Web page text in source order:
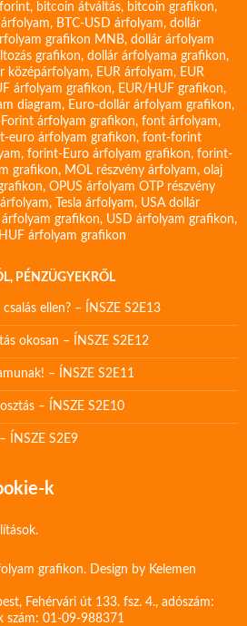
, bitcoin átváltás, bitcoin grafikon,
árfolyam, BTC-USD árfolyam, dollár
grafikon MNB, dollár árfolyam
grafikon, dollár árfolyama grafikon,
középárfolyam, EUR árfolyam, EUR
árfolyam grafikon, EUR/HUF grafikon,
diagram, Euro-dollár árfolyam grafikon,
Forint árfolyam grafikon, font árfolyam,
euro árfolyam grafikon, font-forint
, forint-Euro árfolyam grafikon, forint-
grafikon, MOL részvény árfolyam, olaj
, OPUS árfolyam OTP részvény
, Tesla árfolyam, USA dollár
grafikon, USD árfolyam grafikon,
árfolyam grafikon
PÉNZÜGYEKRŐL
ellen? – ÍNSZE S2E13
okosan – ÍNSZE S2E12
– ÍNSZE S2E11
– ÍNSZE S2E10
ÍNSZE S2E9
k
grafikon. Design by Kelemen
Fehérvári út 133. fsz. 4., adószám:
szám: 01-09-988371